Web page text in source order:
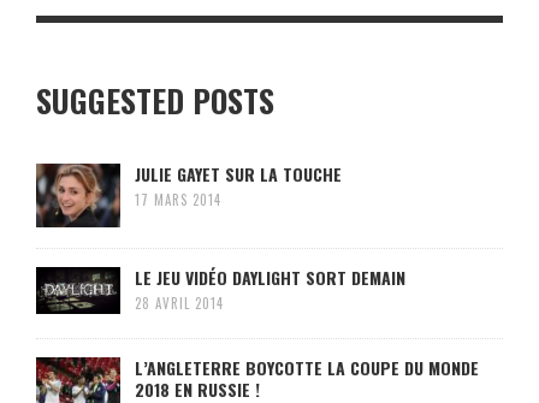
SUGGESTED POSTS
JULIE GAYET SUR LA TOUCHE
17 MARS 2014
LE JEU VIDÉO DAYLIGHT SORT DEMAIN
28 AVRIL 2014
L’ANGLETERRE BOYCOTTE LA COUPE DU MONDE
2018 EN RUSSIE !